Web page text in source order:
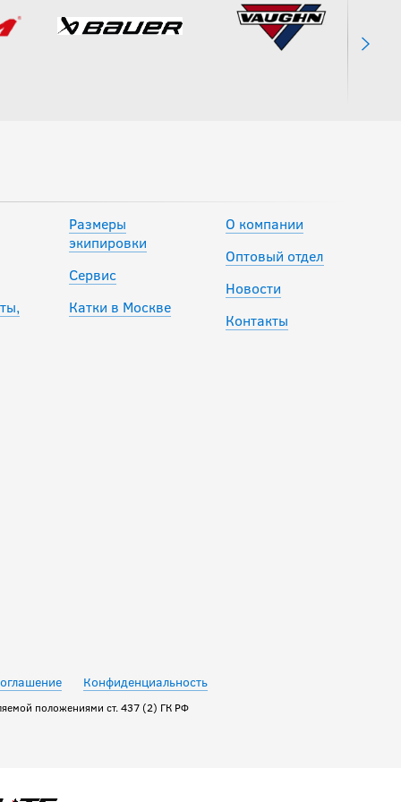
FLYLITE SR
17 390руб.
-20 %
Налокотники CCM
JS FT6 PRO SR
Размеры
экипировки
Сервис
Катки в Москве
О компании
Оптовый отдел
Новости
Контакты
Конфиденциальность
положениями ст. 437 (2) ГК РФ